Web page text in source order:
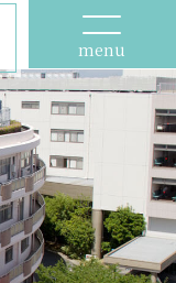
menu